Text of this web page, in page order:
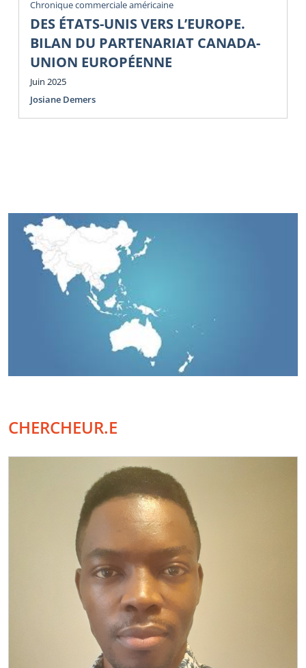
Chronique commerciale américaine
DES ÉTATS-UNIS VERS L’EUROPE.
BILAN DU PARTENARIAT CANADA-
UNION EUROPÉENNE
Juin 2025
Josiane Demers
CHERCHEUR.E